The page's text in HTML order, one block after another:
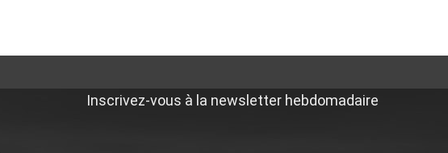
Inscrivez-vous à la newsletter hebdomadaire